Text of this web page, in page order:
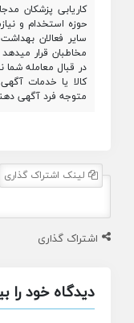
کاریابی پزشکان
حوزه استخدام و
سایر فعالان
مخاطبان قرار
در قبال معامله
کالا یا خدمات
متوجه فرد آگهی
لینک اشتراک گذاری
اشتراک گذاری
دیدگاه خود را